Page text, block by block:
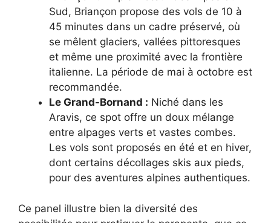
Sud, Briançon propose des vols de 10 à
45 minutes dans un cadre préservé, où
se mêlent glaciers, vallées pittoresques
et même une proximité avec la frontière
italienne. La période de mai à octobre est
recommandée.
Le Grand-Bornand : Niché dans les
Aravis, ce spot offre un doux mélange
entre alpages verts et vastes combes.
Les vols sont proposés en été et en hiver,
dont certains décollages skis aux pieds,
pour des aventures alpines authentiques.
Ce panel illustre bien la diversité des